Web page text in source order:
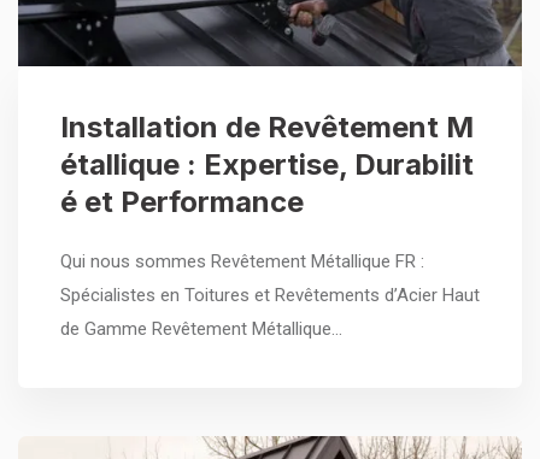
Installation de Revêtement M
étallique : Expertise, Durabilit
é et Performance
Qui nous sommes Revêtement Métallique FR :
Spécialistes en Toitures et Revêtements d’Acier Haut
de Gamme Revêtement Métallique…